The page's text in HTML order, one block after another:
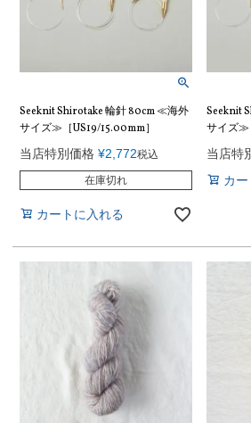
Seeknit Shirotake 輪針 80cm ≪海外
サイズ≫［US19/15.00mm］
当店特別価格 ¥2,772税込
在庫切れ
カートに入れる
Seeknit
サイズ≫
当店特
カ